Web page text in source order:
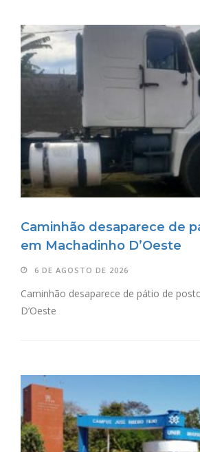
Caminhão desaparece de
em Machadinho D’Oeste
6 DE AGOSTO DE 2026
Caminhão desaparece de pátio de
D’Oeste